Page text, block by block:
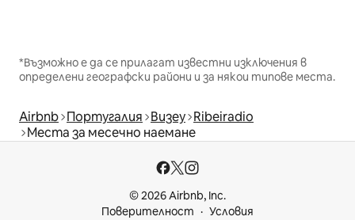
*Възможно е да се прилагат известни изключения в
определени географски райони и за някои типове места.
Airbnb Португалия Визеу Ribeiradio
Места за месечно наемане
© 2026 Airbnb, Inc.
Поверителност
Условия